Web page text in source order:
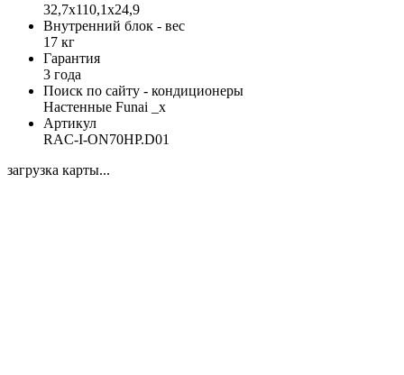
32,7x110,1x24,9
Внутренний блок - вес
17 кг
Гарантия
3 года
Поиск по сайту - кондиционеры
Настенные Funai _x
Артикул
RAC-I-ON70HP.D01
загрузка карты...